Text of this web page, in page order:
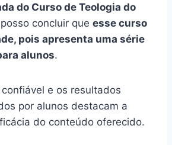
do Curso de Teologia do
concluir que esse curso
pois apresenta uma série
alunos.
e os resultados
por alunos destacam a
do conteúdo oferecido.